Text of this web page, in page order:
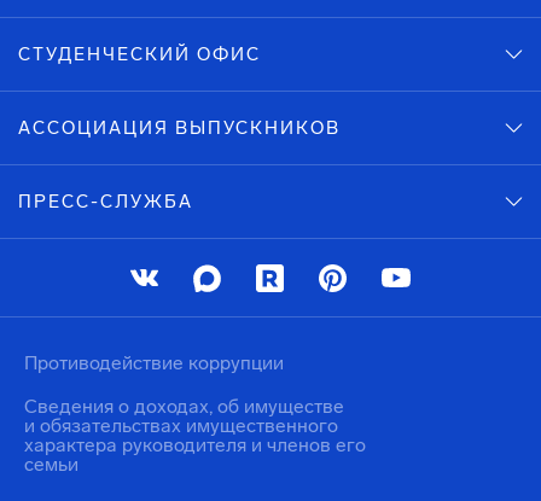
СТУДЕНЧЕСКИЙ ОФИС
АССОЦИАЦИЯ ВЫПУСКНИКОВ
ПРЕСС-СЛУЖБА
Противодействие коррупции
Сведения о доходах, об имуществе
и обязательствах имущественного
характера руководителя и членов его
семьи